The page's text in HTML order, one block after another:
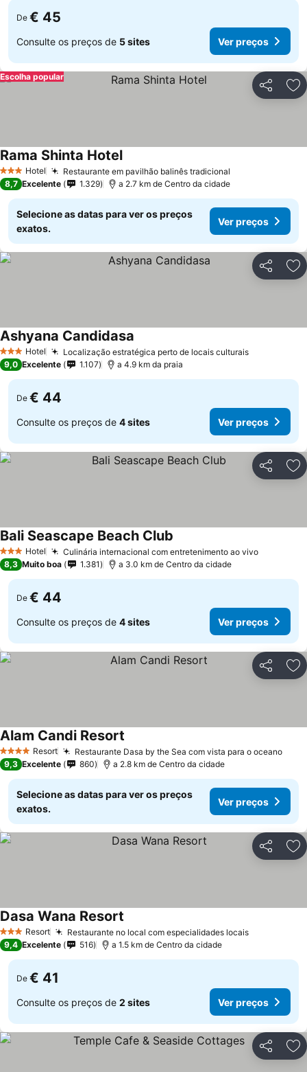
De € 45
Consulte os preços de 5 sites Ver preços
Partilhar
Escolha popular
3 EstrelasHotel Restaurante em pavilhão balinês tradicional
Rama Shinta Hotel
8,7 Excelente 1.329 a 2.7 km de Centro da cidade
Selecione as datas para ver os preços
exatos.
Ver preços
Partilhar
3 EstrelasHotel Localização estratégica perto de locais culturais
Ashyana Candidasa
9,0 Excelente 1.107 a 4.9 km da praia
De € 44
Consulte os preços de 4 sites Ver preços
Partilhar
3 EstrelasHotel Culinária internacional com entretenimento ao vivo
Bali Seascape Beach Club
8,3 Muito boa 1.381 a 3.0 km de Centro da cidade
De € 44
Consulte os preços de 4 sites Ver preços
Partilhar
4 EstrelasResort Restaurante Dasa by the Sea com vista para o oceano
Alam Candi Resort
9,3 Excelente 860 a 2.8 km de Centro da cidade
Selecione as datas para ver os preços
exatos.
Ver preços
Partilhar
3 EstrelasResort Restaurante no local com especialidades locais
Dasa Wana Resort
9,4 Excelente 516 a 1.5 km de Centro da cidade
De € 41
Consulte os preços de 2 sites Ver preços
Partilhar